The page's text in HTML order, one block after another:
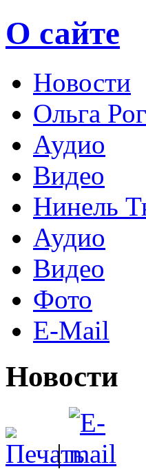
О сайте
Новости
Ольга
Аудио
Видео
Нинель
Аудио
Видео
Фото
E-Mail
Новости
|